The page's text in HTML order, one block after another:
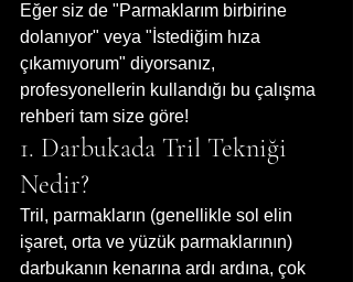
Eğer siz de "Parmaklarım birbirine
dolanıyor" veya "İstediğim hıza
çıkamıyorum" diyorsanız,
profesyonellerin kullandığı bu çalışma
rehberi tam size göre!
1. Darbukada Tril Tekniği
Nedir?
Tril, parmakların (genellikle sol elin
işaret, orta ve yüzük parmaklarının)
darbukanın kenarına ardı ardına, çok